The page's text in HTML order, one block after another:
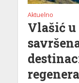
Aktuelno
Vlašić u